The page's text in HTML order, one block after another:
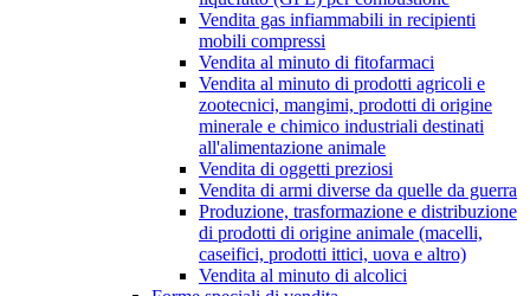
Vendita gas infiammabili in recipienti
mobili compressi
Vendita al minuto di fitofarmaci
Vendita al minuto di prodotti agricoli e
zootecnici, mangimi, prodotti di origine
minerale e chimico industriali destinati
all'alimentazione animale
Vendita di oggetti preziosi
Vendita di armi diverse da quelle da guerra
Produzione, trasformazione e distribuzione
di prodotti di origine animale (macelli,
caseifici, prodotti ittici, uova e altro)
Vendita al minuto di alcolici